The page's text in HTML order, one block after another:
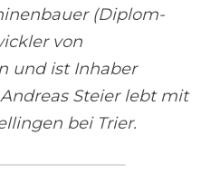
(Diplom-
von
und ist Inhaber
Steier lebt mit
bei Trier.